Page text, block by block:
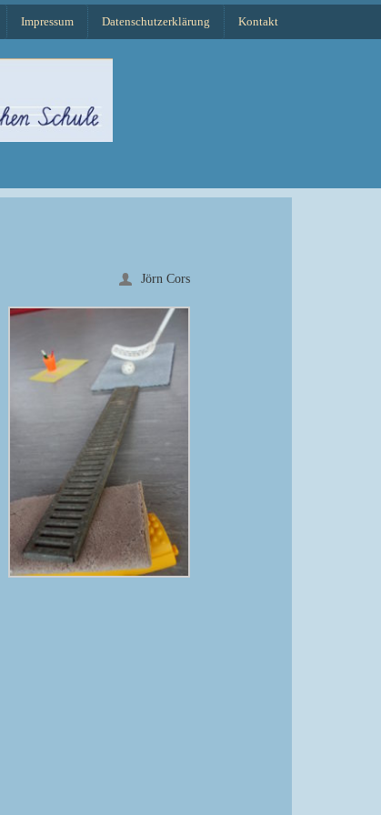
Impressum Datenschutzerklärung Kontakt
Jörn Cors